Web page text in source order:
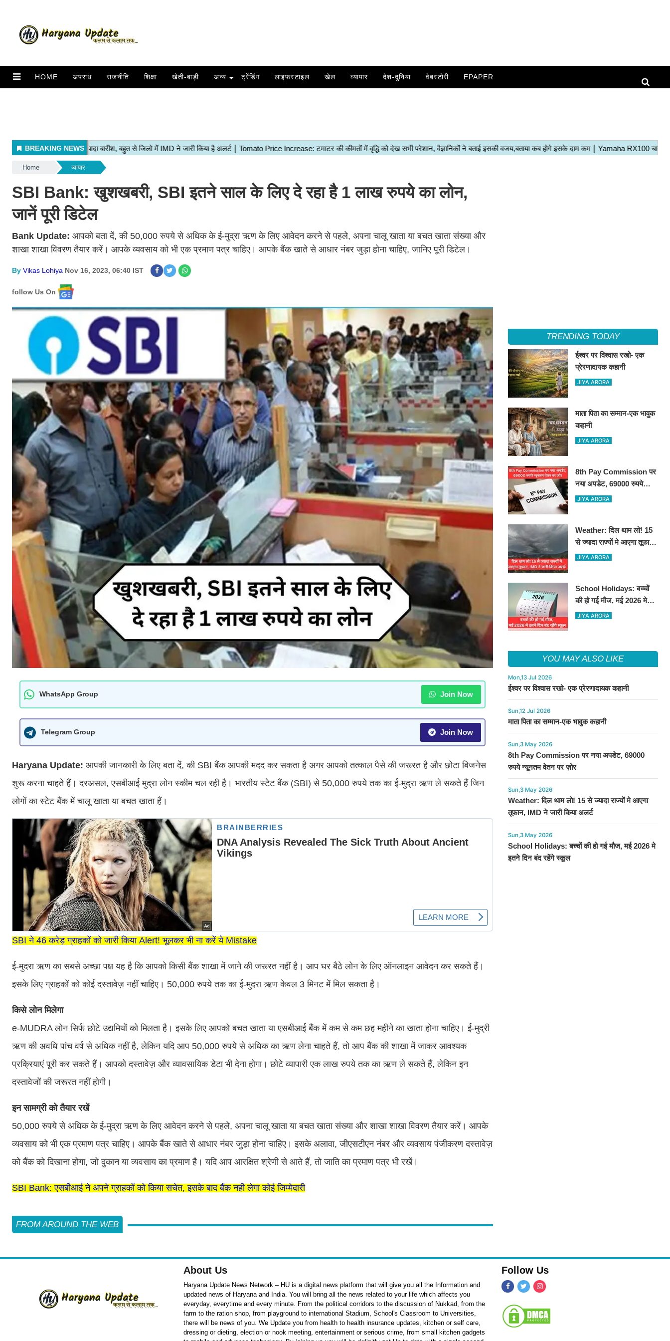
HOME अपराध राजनीति शिक्षा खेती-बाड़ी अन्य ट्रेंडिंग लाइफस्टाइल खेल व्यापार देश-दुनिया वेबस्टोरी EPAPER
Home व्यापार
SBI Bank: खुशखबरी, SBI इतने साल के लिए दे रहा है 1 लाख रुपये का लोन,
जानें पूरी डिटेल
Bank Update: आपको बता दें, की 50,000 रुपये से अधिक के ई-मुद्रा ऋण के लिए आवेदन करने से पहले, अपना चालू खाता या बचत खाता संख्या और
शाखा शाखा विवरण तैयार करें। आपके व्यवसाय को भी एक प्रमाण पत्र चाहिए। आपके बैंक खाते से आधार नंबर जुड़ा होना चाहिए, जानिए पूरी डिटेल।
By Vikas Lohiya Nov 16, 2023, 06:40 IST
follow Us On
WhatsApp Group Join Now
Telegram Group Join Now
Haryana Update: आपकी जानकारी के लिए बता दें, की SBI बैंक आपकी मदद कर सकता है अगर आपको तत्काल पैसे की जरूरत है और छोटा बिजनेस
शुरू करना चाहते हैं। दरअसल, एसबीआई मुद्रा लोन स्कीम चल रही है। भारतीय स्टेट बैंक (SBI) से 50,000 रुपये तक का ई-मुद्रा ऋण ले सकते हैं जिन
लोगों का स्टेट बैंक में चालू खाता या बचत खाता हैं।
SBI ने 46 करेड़ ग्राहकों को जारी किया Alert! भूलकर भी ना करें ये Mistake
ई-मुदरा ऋण का सबसे अच्छा पक्ष यह है कि आपको किसी बैंक शाखा में जाने की जरूरत नहीं है। आप घर बैठे लोन के लिए ऑनलाइन आवेदन कर सकते हैं।
इसके लिए ग्राहकों को कोई दस्तावेज़ नहीं चाहिए। 50,000 रुपये तक का ई-मुदरा ऋण केवल 3 मिनट में मिल सकता है।
किसे लोन मिलेगा
e-MUDRA लोन सिर्फ छोटे उद्यमियों को मिलता है। इसके लिए आपको बचत खाता या एसबीआई बैंक में कम से कम छह महीने का खाता होना चाहिए। ई-मुद्री
ऋण की अवधि पांच वर्ष से अधिक नहीं है, लेकिन यदि आप 50,000 रुपये से अधिक का ऋण लेना चाहते हैं, तो आप बैंक की शाखा में जाकर आवश्यक
प्रक्रियाएं पूरी कर सकते हैं। आपको दस्तावेज़ और व्यावसायिक डेटा भी देना होगा। छोटे व्यापारी एक लाख रुपये तक का ऋण ले सकते हैं, लेकिन इन
दस्तावेजों की जरूरत नहीं होगी।
इन सामग्री को तैयार रखें
50,000 रुपये से अधिक के ई-मुद्रा ऋण के लिए आवेदन करने से पहले, अपना चालू खाता या बचत खाता संख्या और शाखा शाखा विवरण तैयार करें। आपके
व्यवसाय को भी एक प्रमाण पत्र चाहिए। आपके बैंक खाते से आधार नंबर जुड़ा होना चाहिए। इसके अलावा, जीएसटीएन नंबर और व्यवसाय पंजीकरण दस्तावेज़
को बैंक को दिखाना होगा, जो दुकान या व्यवसाय का प्रमाण है। यदि आप आरक्षित श्रेणी से आते हैं, तो जाति का प्रमाण पत्र भी रखें।
SBI Bank: एसबीआई ने अपने ग्राहकों को किया सचेत, इसके बाद बैंक नही लेगा कोई जिम्मेदारी
FROM AROUND THE WEB
TRENDING TODAY
ईश्वर पर विश्वास रखो- एक
प्रेरणादायक कहानी
JIYA ARORA
माता पिता का सम्मान-एक भावुक
कहानी
JIYA ARORA
8th Pay Commission पर
नया अपडेट, 69000 रुपये
न्यूनतम वेतन पर ज़ोर
JIYA ARORA
Weather: दिल थाम लो! 15
से ज्यादा राज्यों मे आएगा तूफान,
IMD ने जारी किया अलर्ट
JIYA ARORA
School Holidays: बच्चों
की हो गई मौज, मई 2026 मे
इतने दिन बंद रहेंगे स्कूल
JIYA ARORA
YOU MAY ALSO LIKE
Mon,13 Jul 2026
ईश्वर पर विश्वास रखो- एक प्रेरणादायक कहानी
Sun,12 Jul 2026
माता पिता का सम्मान-एक भावुक कहानी
Sun,3 May 2026
8th Pay Commission पर नया अपडेट, 69000
रुपये न्यूनतम वेतन पर ज़ोर
Sun,3 May 2026
Weather: दिल थाम लो! 15 से ज्यादा राज्यों मे आएगा
तूफान, IMD ने जारी किया अलर्ट
Sun,3 May 2026
School Holidays: बच्चों की हो गई मौज, मई 2026 मे
इतने दिन बंद रहेंगे स्कूल
About Us
Haryana Update News Network – HU is a digital news platform that will give you all the Information and
updated news of Haryana and India. You will bring all the news related to your life which affects you
everyday, everytime and every minute. From the political corridors to the discussion of Nukkad, from the
farm to the ration shop, from playground to international Stadium, School's Classroom to Universities,
there will be news of you. We Update you from health to health insurance updates, kitchen or self care,
dressing or dieting, election or nook meeting, entertainment or serious crime, from small kitchen gadgets
Follow Us